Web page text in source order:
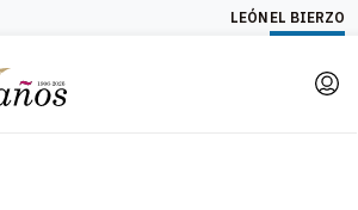
LEÓN EL BIERZO